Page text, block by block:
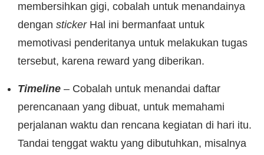
membersihkan gigi, cobalah untuk menandainya
dengan stickerHal ini bermanfaat untuk
memotivasi penderitanya untuk melakukan tugas
tersebut, karena reward yang diberikan.
Timeline – Cobalah untuk menandai daftar
perencanaan yang dibuat, untuk memahami
perjalanan waktu dan rencana kegiatan di hari itu.
Tandai tenggat waktu yang dibutuhkan, misalnya